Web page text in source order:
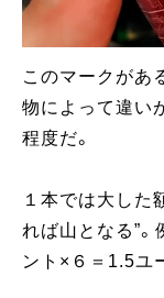
このマークがあ
物によって違い
程度だ。
１本では大した
れば山となる”。
ント×６＝1.5ユ